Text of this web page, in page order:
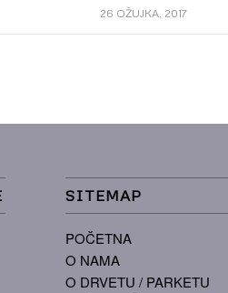
26 OŽUJKA, 2017
SITEMAP
POČETNA
O NAMA
O DRVETU / PARKETU